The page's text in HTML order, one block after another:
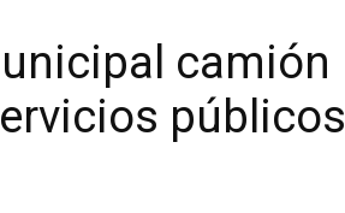
camión
públicos